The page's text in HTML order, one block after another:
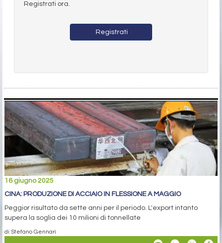
Registrati ora.
Registrati
16 giugno 2025
CINA: PRODUZIONE DI ACCIAIO IN FLESSIONE A MAGGIO
Peggior risultato da sette anni per il periodo. L'export intanto
supera la soglia dei 10 milioni di tonnellate
di Stefano Gennari